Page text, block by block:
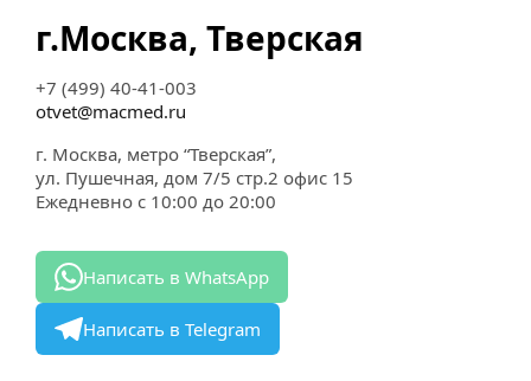
г.Москва, Тверская
+7 (499) 40-41-003
otvet@macmed.ru
г. Москва, метро “Тверская”,
ул. Пушечная, дом 7/5 стр.2 офис 15
Ежедневно с 10:00 до 20:00
Написать в WhatsApp
Написать в Telegram